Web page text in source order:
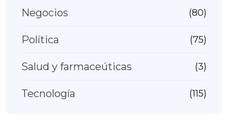
Negocios (80)
Política (75)
Salud y farmaceúticas (3)
Tecnología (115)